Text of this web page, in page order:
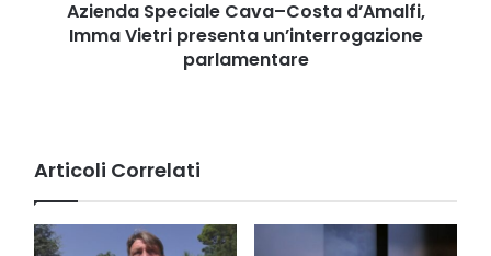
parlamentare
Azienda Speciale Cava–Costa d’Amalfi,
Imma Vietri presenta un’interrogazione
parlamentare
Articoli Correlati